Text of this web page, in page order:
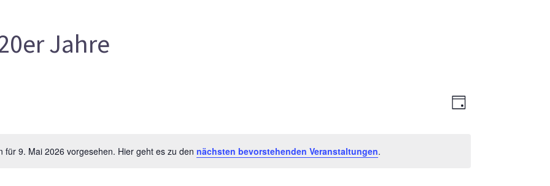
für 9. Mai 2026 vorgesehen. Hier geht es zu den nächsten bevorstehenden Veranstaltungen.
Jahre
TAG